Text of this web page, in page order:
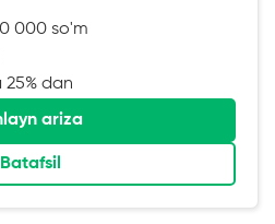
000 so'm
25% dan
ariza
Batafsil